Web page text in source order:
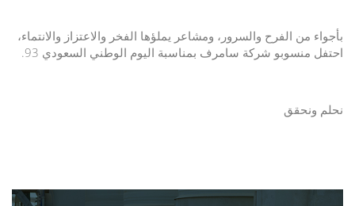
بأجواء من الفرح والسرور، ومشاعر يملؤها الفخر والاعتزاز والانتماء،
احتفل منسوبو شركة سامرف بمناسبة اليوم الوطني السعودي 93.
نحلم ونحقق